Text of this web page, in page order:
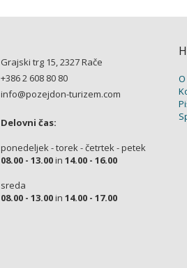
Grajski trg 15, 2327 Rače
+386 2 608 80 80
info@pozejdon-turizem.com
Delovni čas:
ponedeljek - torek - četrtek - petek
08.00 - 13.00in 14.00 - 16.00
sreda
08.00 - 13.00in 14.00 - 17.00